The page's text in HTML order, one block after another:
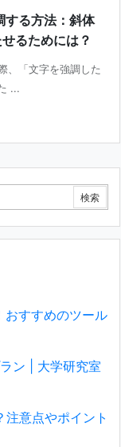
る方法：斜体
るためには？
、「文字を強調した
...
すすめのツール
ン | 大学研究室
意点やポイント